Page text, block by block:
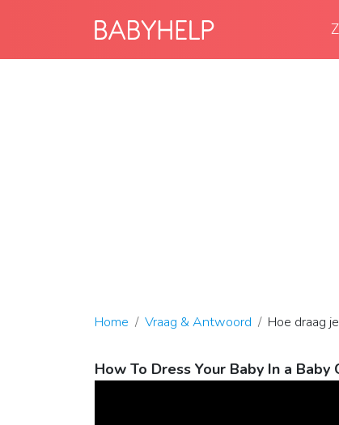
Home Vraag & Antwoord Hoe draag
How To Dress Your Baby In a